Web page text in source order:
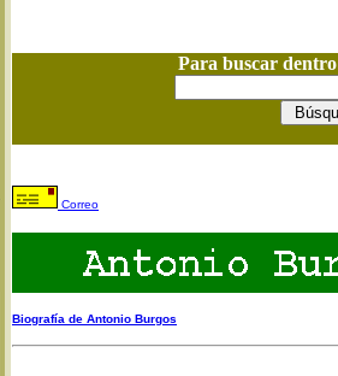
Para buscar
Correo
Biografía de Antonio Burgos